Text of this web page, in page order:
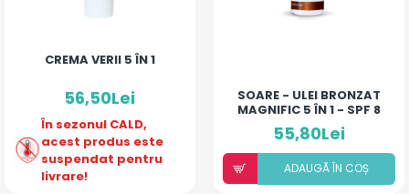
CREMA VERII 5 ÎN 1
56,50Lei
În sezonul CALD,
acest produs este
suspendat pentru
livrare!
SOARE - ULEI BRONZAT
MAGNIFIC 5 ÎN 1 - SPF 8
55,80Lei
ADAUGÃ ÎN COȘ